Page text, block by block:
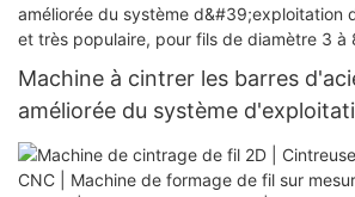
usines clientes
Machine à cintrer les barres
améliorée du système
en interne et très populaire, pour
3 à 8.